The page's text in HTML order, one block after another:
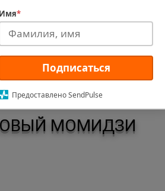
Имя*
Подписаться
Предоставлено SendPulse
МОМИДЗИ